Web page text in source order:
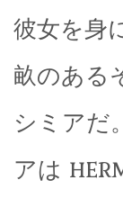
彼女を身
畝のある
シミアだ
アは